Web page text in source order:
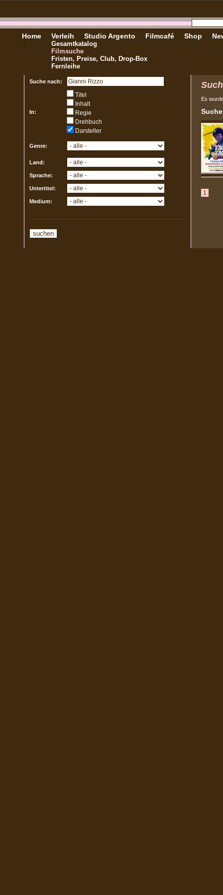
Home Verleih
Gesamtkatalog
Filmsuche
Fristen, Preise, Club, Drop-Box
Fernleihe
Studio Argento Filmcafé Shop
Suche nach:
In:
Titel
Inhalt
Regie
Drehbuch
Darsteller
Genre:
Land:
Sprache:
Untertitel:
Medium:
Es
1